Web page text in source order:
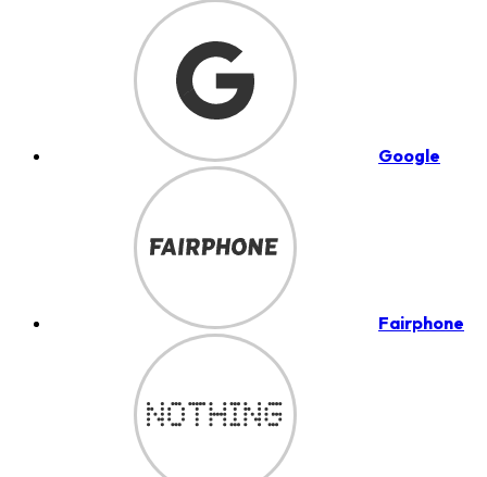
Google
Fairphone